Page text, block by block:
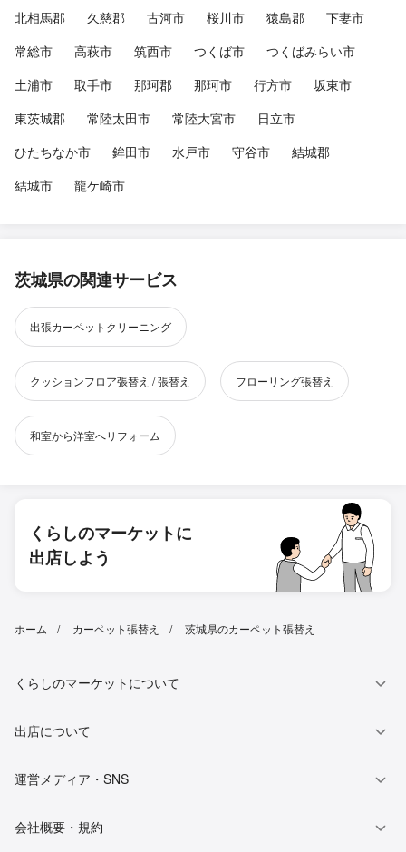
北相馬郡
久慈郡 古河市 桜川市 猿島郡
下妻市
常総市
高萩市 筑西市 つくば市
つくばみらい市
土浦市
取手市 那珂郡 那珂市 行方市
坂東市
東茨城郡
常陸太田市 常陸大宮市
日立市
ひたちなか市
鉾田市 水戸市 守谷市
結城郡
結城市
龍ケ崎市
茨城県の関連サービス
出張カーペットクリーニング
クッションフロア張替え / 張替え フローリング張替え
和室から洋室へリフォーム
くらしのマーケットに
出店しよう
ホーム カーペット張替え 茨城県のカーペット張替え
くらしのマーケットについて
出店について
運営メディア・SNS
会社概要・規約